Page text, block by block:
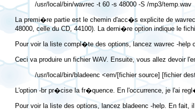
La premi�re partie est le chemin d'acc�s explicite de
48000, celle du CD, 44100). La derni�re option indique le
Pour voir la liste compl�te des options, lancez wavrec -help
Ceci va produire un fichier WAV. Ensuite, vous allez devoir
L'option -brpr�cise la fr�quence. En l'occurrence, je l'ai
Pour voir la liste des options, lancez bladeenc -help. En fait,